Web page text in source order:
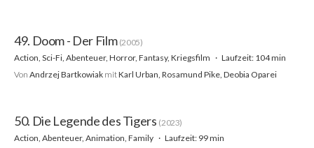
49. Doom - Der Film (2005)
Action, Sci-Fi, Abenteuer, Horror, Fantasy, Kriegsfilm
Laufzeit: 104 min
Von Andrzej Bartkowiak mitKarl Urban, Rosamund Pike, Deobia Oparei
50. Die Legende des Tigers (2023)
Action, Abenteuer, Animation, Family
Laufzeit: 99 min